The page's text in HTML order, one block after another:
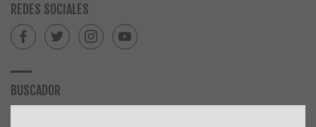
REDES SOCIALES
BUSCADOR